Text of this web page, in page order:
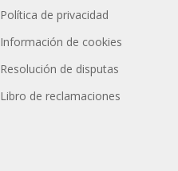
Política de privacidad
Información de cookies
Resolución de disputas
Libro de reclamaciones